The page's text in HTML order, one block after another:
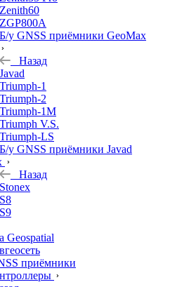
Zenith60
ZGP800A
Б/у GNSS приёмники GeoMax
Назад
Javad
Triumph-1
Triumph-2
Triumph-1M
Triumph V.S.
Triumph-LS
Б/у GNSS приёмники Javad
Назад
Stonex
S8
S9
Geospatial
приёмники